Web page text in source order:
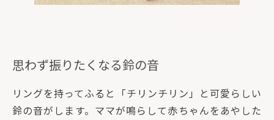
思わず振りたくなる鈴の音
リングを持ってふると「チリンチリン」と可愛らしい
鈴の音がします。ママが鳴らして赤ちゃんをあやした